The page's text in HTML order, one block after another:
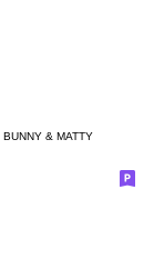
BUNNY & MATTY